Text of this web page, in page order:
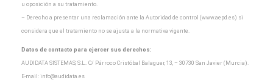
u oposición a su tratamiento.
– Derecho a presentar una reclamación ante la Autoridad de control (www.aepd.es) si
considera que el tratamiento no se ajusta a la normativa vigente.
Datos de contacto para ejercer sus derechos:
AUDIDATA SISTEMAS, S.L.. C/ Párroco Cristóbal Balaguer, 13, – 30730 San Javier (Murcia).
E-mail: info@audidata.es